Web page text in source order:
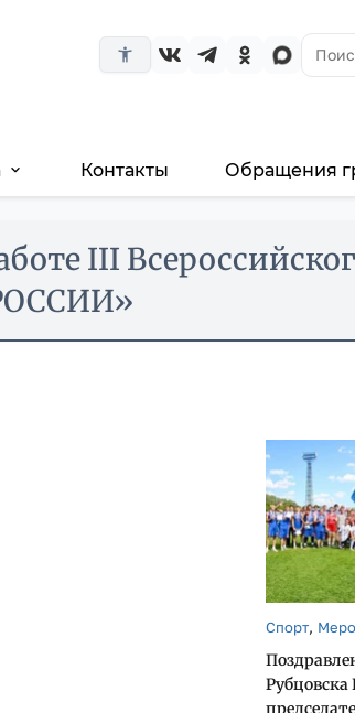
accessibility_new
expand_more Контакты Обращения
III
Спорт,